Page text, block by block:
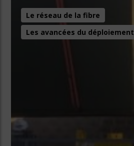
Le réseau de la fibre
Les avancées du déploiement